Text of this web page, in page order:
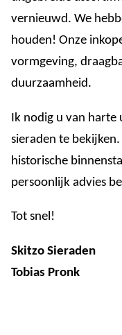
vernieuwd. We
houden! Onze
vormgeving,
duurzaamheid.
Ik nodig u van
sieraden te
historische
persoonlijk advies
Tot snel!
Skitzo Sieraden
Tobias Pronk